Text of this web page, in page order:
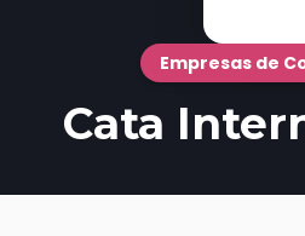
Empresas de
Cata